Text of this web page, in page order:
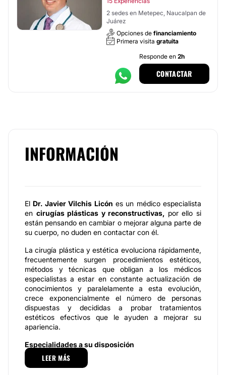
2 sedes en Metepec, Naucalpan de
Juárez
Opciones de financiamiento
Primera visita gratuita
Responde en 2h
CONTACTAR
INFORMACIÓN
ElDr. Javier Vilchis Licón es un médico especialista
en cirugías plásticas y reconstructivas, por ello si
están pensando en cambiar o mejorar alguna parte de
su cuerpo, no duden en contactar con él.
La cirugía plástica y estética evoluciona rápidamente,
frecuentemente surgen procedimientos estéticos,
métodos y técnicas que obligan a los médicos
especialistas a estar en constante actualización de
conocimientos y paralelamente a esta evolución,
crece exponencialmente el número de personas
dispuestas y decididas a probar tratamientos
estéticos efectivos que le ayuden a mejorar su
apariencia.
Especialidades a su disposición
Con el objetivo de satisfacer los requerimientos más
LEER MÁS